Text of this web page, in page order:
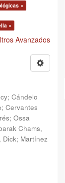
×
×
Avanzados
; Cándelo
; Cervantes
; Ossa
Chams,
Dick; Martínez